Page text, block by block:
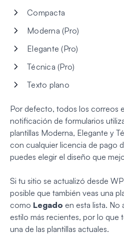
Compacta
Moderna (Pro)
Elegante (Pro)
Técnica (Pro)
Texto plano
Por defecto, todos los correos
notificación de formularios
plantillas Moderna, Elegante y
con cualquier licencia de pago
puedes elegir el diseño que
Si tu sitio se actualizó desde
posible que también veas una
como Legado en esta lista. No
estilo más recientes, por lo que
una de las plantillas actuales.